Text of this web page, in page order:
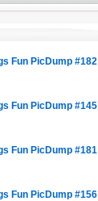
Fun PicDump #182
Fun PicDump #145
Fun PicDump #181
Fun PicDump #156